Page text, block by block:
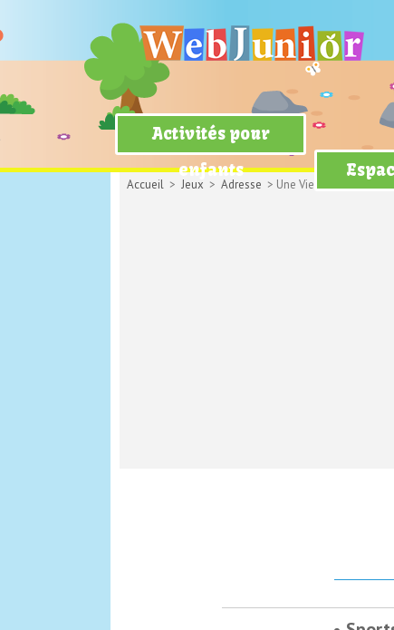
Activités pour
enfants
Accueil > Jeux > Adresse > Une Vie De Poisson